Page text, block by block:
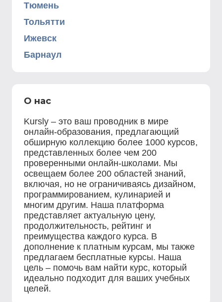
Тюмень
Тольятти
Ижевск
Барнаул
О нас
Kursly – это ваш проводник в мире
онлайн-образования, предлагающий
обширную коллекцию более 1000 курсов,
представленных более чем 200
проверенными онлайн-школами. Мы
освещаем более 200 областей знаний,
включая, но не ограничиваясь дизайном,
программированием, кулинарией и
многим другим. Наша платформа
представляет актуальную цену,
продолжительность, рейтинг и
преимущества каждого курса. В
дополнение к платным курсам, мы также
предлагаем бесплатные курсы. Наша
цель – помочь вам найти курс, который
идеально подходит для ваших учебных
целей.